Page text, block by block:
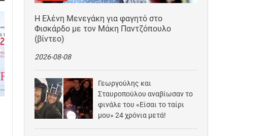
Η Ελένη Μενεγάκη για φαγητό στο
Φισκάρδο με τον Μάκη Παντζόπουλο
(βίντεο)
2026-08-08
Γεωργούλης και
Σταυροπούλου αναβίωσαν το
φινάλε του «Είσαι το ταίρι
μου» 24 χρόνια μετά!